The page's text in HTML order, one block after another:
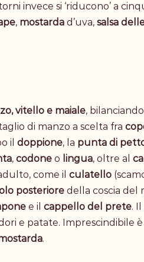
invece si ‘riducono’ a
, mostarda d’uva, salsa
vitello e maiale,
di manzo a scelta fra
il doppione, la punta di
, codone o lingua, oltre al
come il culatello
posteriore della coscia del
e il cappello del prete. Il
e patate. Imprescindibile è
.